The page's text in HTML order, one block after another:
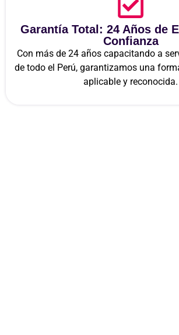
Garantía Total: 24 Años de
Confianza
Con más de 24 años capacitando a
de todo el Perú, garantizamos una
aplicable y reconocida.